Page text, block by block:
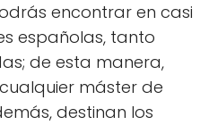
encontrar en casi
españolas, tanto
de esta manera,
máster de
destinan los